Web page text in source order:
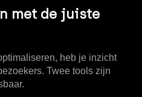
met de juiste
heb je inzicht
Twee tools zijn